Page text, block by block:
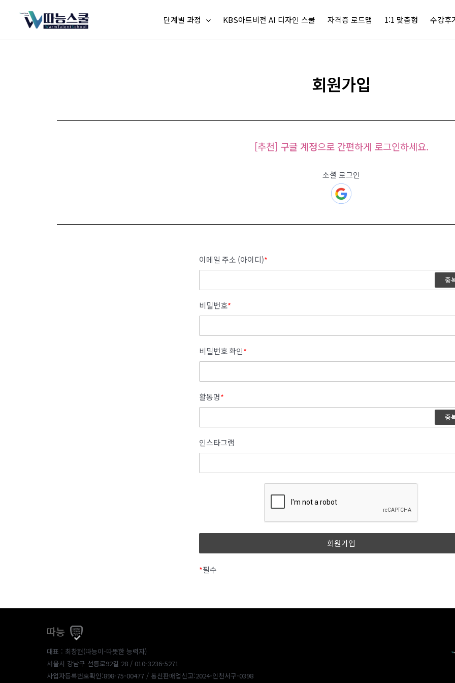
단계별 과정 KBS아트비전 AI 디자인 스쿨 자격증 로드맵 1:1 맞춤형 수강후
회원가입
[추천] 구글 계정으로 간편하게 로그인하세요.
소셜 로그인
이메일 주소 (아이디)*
중
비밀번호*
비밀번호 확인*
활동명*
중
인스타그램
*필수
따능
대표 : 최창현(따능이-따뜻한 능력자)
서울시 강남구 선릉로92길 28 / 010-3236-5271
사업자등록번호확인:898-75-00477 / 통신판매업신고:2024-인천서구-0398